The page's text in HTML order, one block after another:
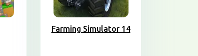
Farming Simulator 14